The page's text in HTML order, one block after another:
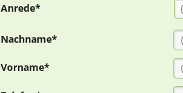
Anrede*
Nachname*
Vorname*